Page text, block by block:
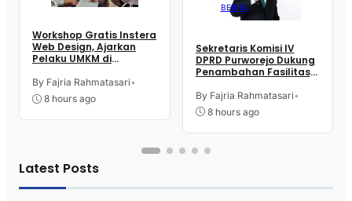
Workshop Gratis Instera
Web Design, Ajarkan
Pelaku UMKM di
Teknologi Digital buat
Jualan
By Fajria Rahmatasari•
8 hours ago
BERITA
Sekretaris Komisi IV
DPRD Purworejo Dukung
Penambahan Fasilitas
Tjitrowardojo
By Fajria Rahmatasari•
8 hours ago
Latest Posts